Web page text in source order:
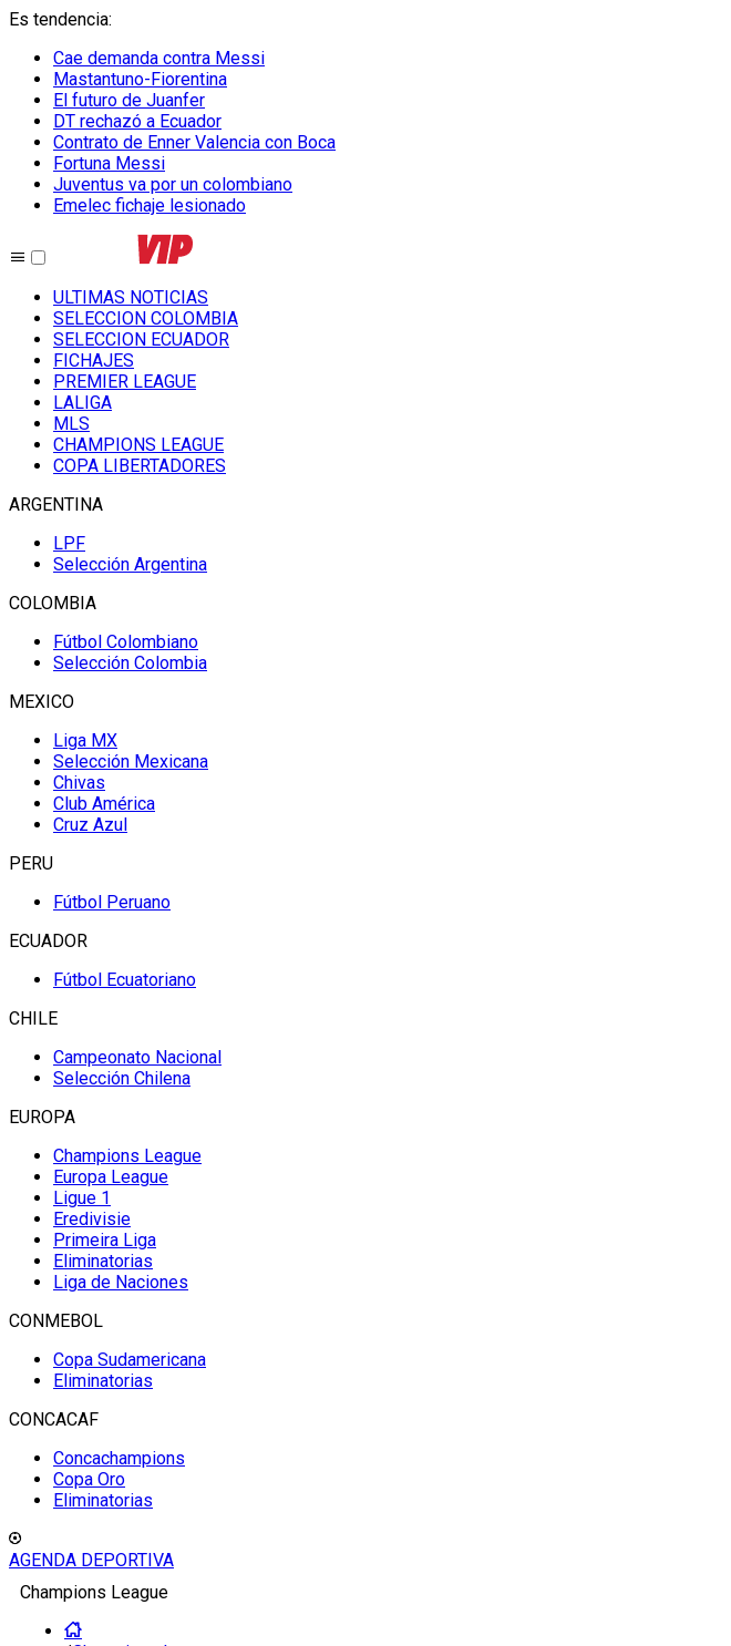
Es tendencia:
Cae demanda contra Messi
Mastantuno-Fiorentina
El futuro de Juanfer
DT rechazó a Ecuador
Contrato de Enner Valencia con Boca
Fortuna Messi
Juventus va por un colombiano
Emelec fichaje lesionado
ULTIMAS NOTICIAS
SELECCION COLOMBIA
SELECCION ECUADOR
FICHAJES
PREMIER LEAGUE
LALIGA
MLS
CHAMPIONS LEAGUE
COPA LIBERTADORES
ARGENTINA
LPF
Selección Argentina
COLOMBIA
Fútbol Colombiano
Selección Colombia
MEXICO
Liga MX
Selección Mexicana
Chivas
Club América
Cruz Azul
PERU
Fútbol Peruano
ECUADOR
Fútbol Ecuatoriano
CHILE
Campeonato Nacional
Selección Chilena
EUROPA
Champions League
Europa League
Ligue 1
Eredivisie
Primeira Liga
Eliminatorias
Liga de Naciones
CONMEBOL
Copa Sudamericana
Eliminatorias
CONCACAF
Concachampions
Copa Oro
Eliminatorias
AGENDA DEPORTIVA
Champions League